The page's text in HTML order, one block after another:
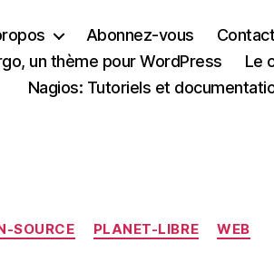
Abonnez-vous Contact
un thème pour WordPress
Le
Nagios: Tutoriels et
Catégories
SOURCE PLANET-LIBRE WEB